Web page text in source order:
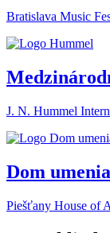
Bratislava Music
J. N. Hummel
Dom
Piešťany House of